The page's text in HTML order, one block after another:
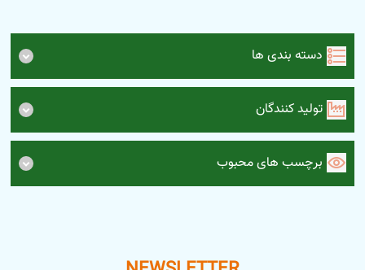
دسته بندی ها
تولید کنندگان
برچسب های محبوب